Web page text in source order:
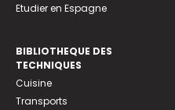
Etudier en Espagne
BIBLIOTHEQUE DES
TECHNIQUES
Cuisine
Transports